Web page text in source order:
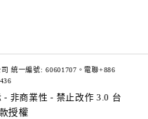
統一編號: 60601707。電聯+886
- 非商業性 - 禁止改作 3.0 台
授權